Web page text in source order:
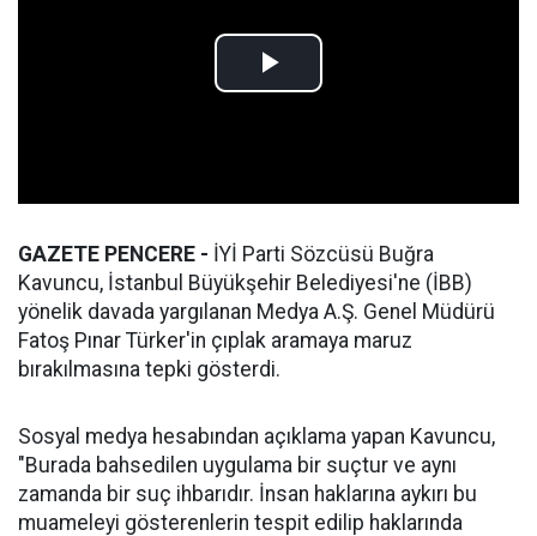
GAZETE PENCERE - İYİ Parti Sözcüsü Buğra
Kavuncu, İstanbul Büyükşehir Belediyesi'ne (İBB)
yönelik davada yargılanan Medya A.Ş. Genel Müdürü
Fatoş Pınar Türker'in çıplak aramaya maruz
bırakılmasına tepki gösterdi.
Sosyal medya hesabından açıklama yapan Kavuncu,
"Burada bahsedilen uygulama bir suçtur ve aynı
zamanda bir suç ihbarıdır. İnsan haklarına aykırı bu
muameleyi gösterenlerin tespit edilip haklarında